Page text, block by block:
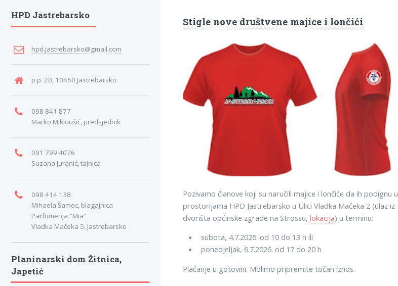
Stigle nove društvene majice i lončići
Pozivamo članove koji su naručili majice i lončiće da ih podignu u
prostorijama HPD Jastrebarsko u Ulici Vladka Mačeka 2 (ulaz iz
dvorišta općinske zgrade na Strossu, lokacija) u terminu:
subota, 4.7.2026. od 10 do 13 h ili
ponedjeljak, 6.7.2026. od 17 do 20 h
Plaćanje u gotovini. Molimo pripremite točan iznos.
HPD Jastrebarsko
hpd.jastrebarsko@gmail.com
p.p. 20, 10450 Jastrebarsko
098 841 877
Marko Mikloušić, predsjednik
091 799 4076
Suzana Juranić, tajnica
098 414 138
Mihaela Šamec, blagajnica
Parfumerija "Mia"
Vladka Mačeka 5, Jastrebarsko
Planinarski dom Žitnica,
Japetić